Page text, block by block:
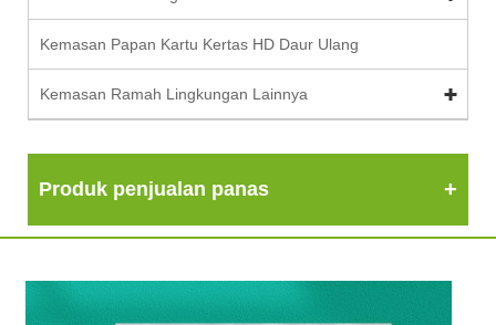
Kemasan Papan Kartu Kertas HD Daur Ulang
Kemasan Ramah Lingkungan Lainnya
Produk penjualan panas